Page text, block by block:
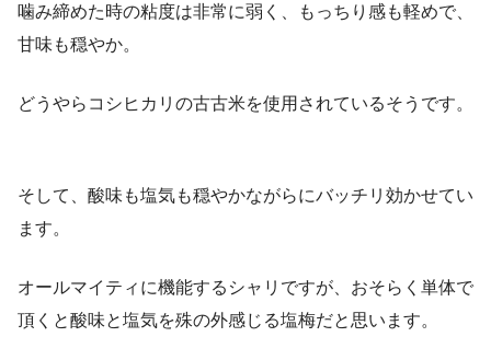
噛み締めた時の粘度は非常に弱く、もっちり感も軽めで、
甘味も穏やか。
どうやらコシヒカリの古古米を使用されているそうです。
そして、酸味も塩気も穏やかながらにバッチリ効かせてい
ます。
オールマイティに機能するシャリですが、おそらく単体で
頂くと酸味と塩気を殊の外感じる塩梅だと思います。